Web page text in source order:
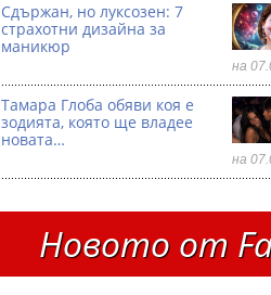
Сдържан, но луксозен: 7
страхотни дизайна за
маникюр
на
Тамара Глоба обяви коя е
зодията, която ще владее
новата…
на
Новото от